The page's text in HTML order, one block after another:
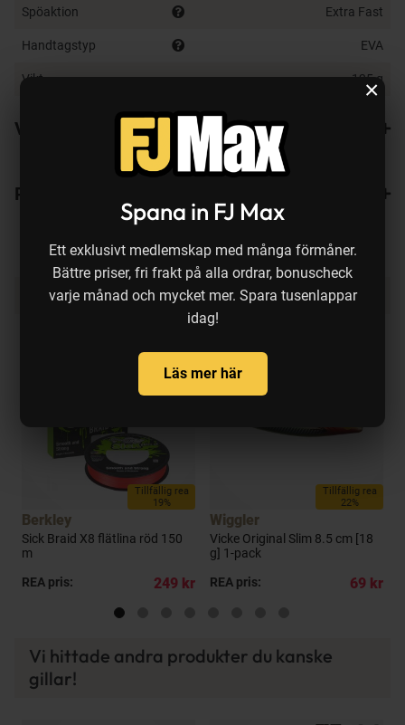
Spana in FJ Max
Ett exklusivt medlemskap med många förmåner.
Bättre priser, fri frakt på alla ordrar, bonuscheck
varje månad och mycket mer. Spara tusenlappar
idag!
Läs mer här
×
Spöaktion Extra Fast
Handtagstyp EVA
Vikt 125 g
Varianter
Recensioner
Produkten köps ofta ihop med:
Tillfällig rea
19%
Berkley
Sick Braid X8 flätlina röd 150
m
REA pris:
249 kr
Tillfällig rea
22%
Wiggler
Vicke Original Slim 8.5 cm [18
g] 1-pack
REA pris:
69 kr
Vi hittade andra produkter du kanske
gillar!